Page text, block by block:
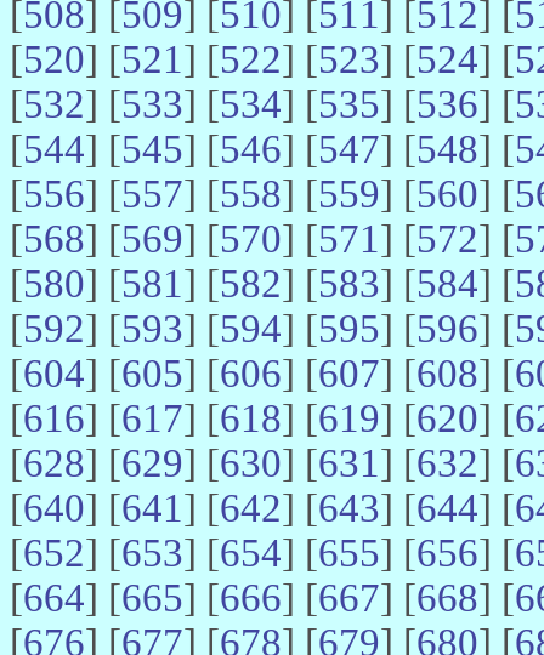
[508] [509] [510] [511] [512] [
[520] [521] [522] [523] [524] [
[532] [533] [534] [535] [536] [
[544] [545] [546] [547] [548] [
[556] [557] [558] [559] [560] [
[568] [569] [570] [571] [572] [
[580] [581] [582] [583] [584] [
[592] [593] [594] [595] [596] [
[604] [605] [606] [607] [608] [
[616] [617] [618] [619] [620] [
[628] [629] [630] [631] [632] [
[640] [641] [642] [643] [644] [
[652] [653] [654] [655] [656] [
[664] [665] [666] [667] [668] [
[676] [677] [678] [679] [680] [